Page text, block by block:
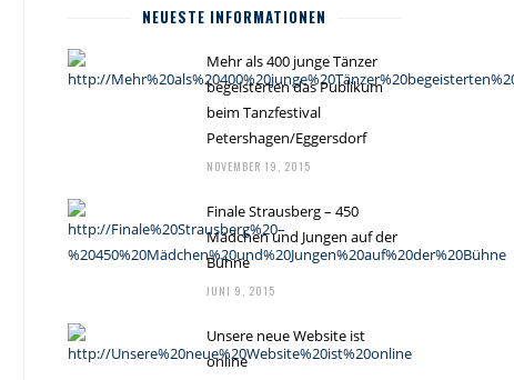
NEUESTE INFORMATIONEN
Mehr als 400 junge Tänzer
begeisterten das Publikum
beim Tanzfestival
Petershagen/Eggersdorf
NOVEMBER 19, 2015
Finale Strausberg – 450
Mädchen und Jungen auf der
Bühne
JUNI 9, 2015
Unsere neue Website ist
online